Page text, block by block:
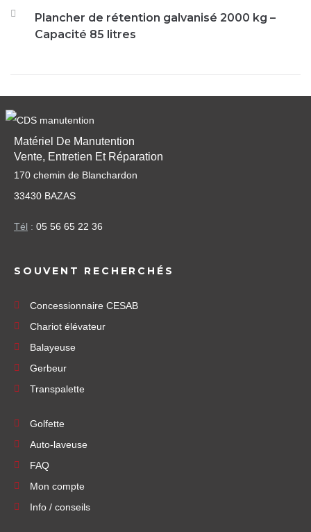
Plancher de rétention galvanisé 2000 kg –
Capacité 85 litres
Matériel De Manutention
Vente, Entretien Et Réparation
170 chemin de Blanchardon
33430 BAZAS
Tél : 05 56 65 22 36
SOUVENT RECHERCHÉS
Concessionnaire CESAB
Chariot élévateur
Balayeuse
Gerbeur
Transpalette
Golfette
Auto-laveuse
FAQ
Mon compte
Info / conseils